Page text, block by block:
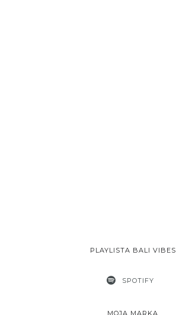
PLAYLISTA BALI VIBES
SPOTIFY
MOJA MARKA